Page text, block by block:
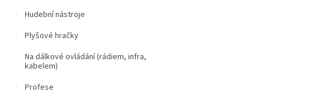
Hudební nástroje
Plyšové hračky
Na dálkové ovládání (rádiem, infra,
kabelem)
Profese